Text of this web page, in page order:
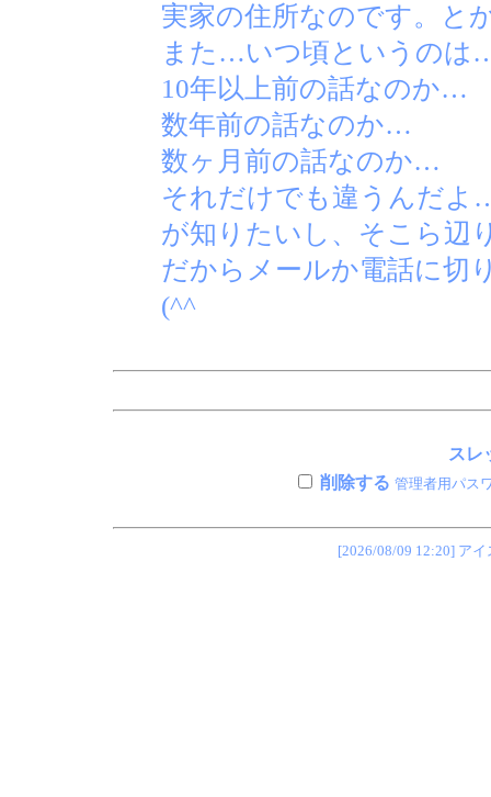
実家の住所なのです。と
また…いつ頃というのは
10年以上前の話なのか…
数年前の話なのか…
数ヶ月前の話なのか…
それだけでも違うんだよ
が知りたいし、そこら辺
だからメールか電話に切
(^^ゞ
スレ
削除する 管理者用パス
[2026/08/09 12:20] ア